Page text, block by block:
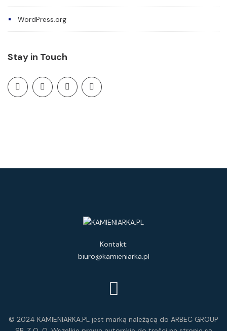
WordPress.org
Stay in Touch
Kontakt:
biuro@kamieniarka.pl
© 2024 KAMIENIARKA.PL jest marką należącą do ARBEC GROUP